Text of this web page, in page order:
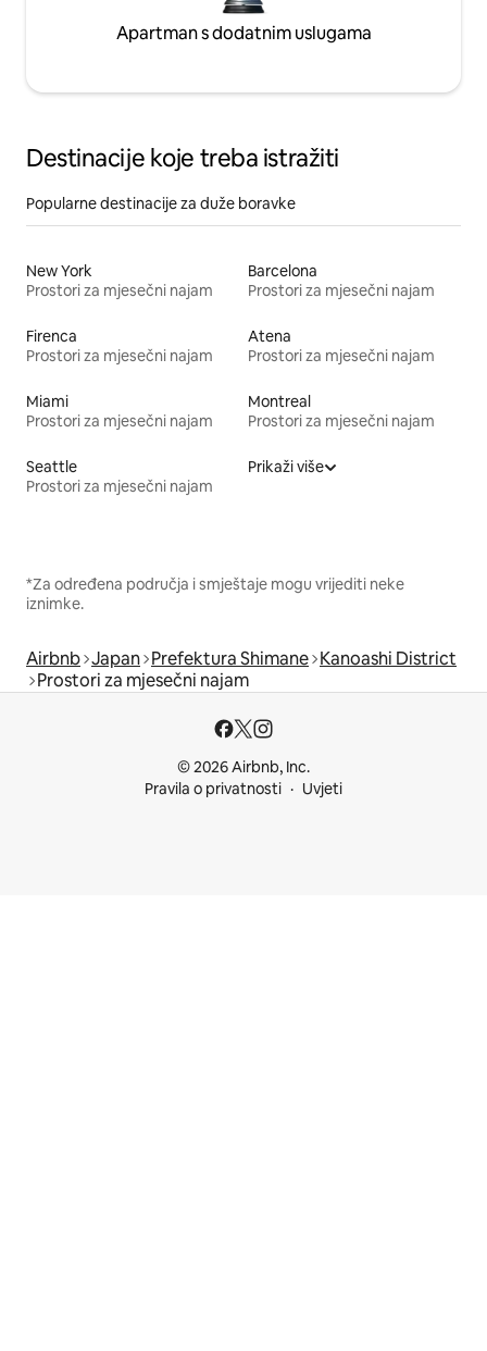
Apartman s dodatnim uslugama
Destinacije koje treba istražiti
Popularne destinacije za duže boravke
New York
Prostori za mjesečni najam
Barcelona
Prostori za mjesečni najam
Firenca
Prostori za mjesečni najam
Atena
Prostori za mjesečni najam
Miami
Prostori za mjesečni najam
Montreal
Prostori za mjesečni najam
Seattle
Prostori za mjesečni najam
Prikaži više
*Za određena područja i smještaje mogu vrijediti neke
iznimke.
Airbnb Japan Prefektura Shimane Kanoashi District
Prostori za mjesečni najam
© 2026 Airbnb, Inc.
Pravila o privatnosti
Uvjeti